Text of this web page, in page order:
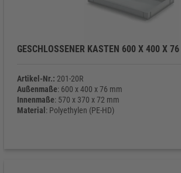
GESCHLOSSENER KASTEN 600 X 400 X 76
Artikel-Nr.: 201-20R
Außenmaße: 600 x 400 x 76 mm
Innenmaße: 570 x 370 x 72 mm
Material : Polyethylen (PE-HD)